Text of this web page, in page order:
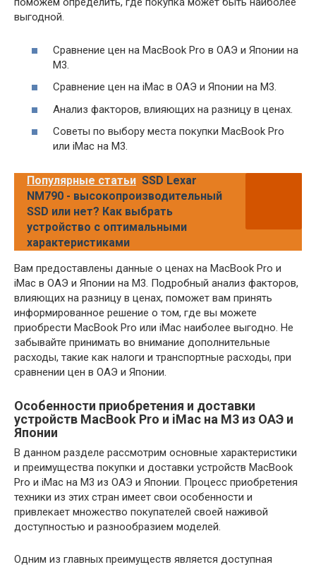
выгодной.
Сравнение цен на MacBook Pro в ОАЭ и Японии на
M3.
Сравнение цен на iMac в ОАЭ и Японии на M3.
Анализ факторов, влияющих на разницу в ценах.
Советы по выбору места покупки MacBook Pro
или iMac на M3.
Популярные статьи SSD Lexar
NM790 - высокопроизводительный
SSD или нет? Как выбрать
устройство с оптимальными
характеристиками
Вам предоставлены данные о ценах на MacBook Pro и
iMac в ОАЭ и Японии на M3. Подробный анализ факторов,
влияющих на разницу в ценах, поможет вам принять
информированное решение о том, где вы можете
приобрести MacBook Pro или iMac наиболее выгодно. Не
забывайте принимать во внимание дополнительные
расходы, такие как налоги и транспортные расходы, при
сравнении цен в ОАЭ и Японии.
Особенности приобретения и доставки
устройств MacBook Pro и iMac на M3 из ОАЭ и
Японии
В данном разделе рассмотрим основные характеристики
и преимущества покупки и доставки устройств MacBook
Pro и iMac на M3 из ОАЭ и Японии. Процесс приобретения
техники из этих стран имеет свои особенности и
привлекает множество покупателей своей наживой
доступностью и разнообразием моделей.
Одним из главных преимуществ является доступная